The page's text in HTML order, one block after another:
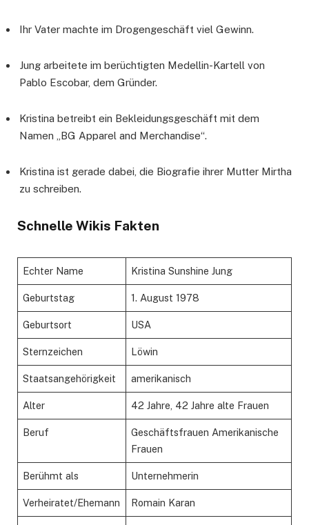
Ihr Vater machte im Drogengeschäft viel Gewinn.
Jung arbeitete im berüchtigten Medellin-Kartell von
Pablo Escobar, dem Gründer.
Kristina betreibt ein Bekleidungsgeschäft mit dem
Namen „BG Apparel and Merchandise“.
Kristina ist gerade dabei, die Biografie ihrer Mutter Mirtha
zu schreiben.
Schnelle Wikis Fakten
Echter Name Kristina Sunshine Jung
Geburtstag 1. August 1978
Geburtsort USA
Sternzeichen Löwin
Staatsangehörigkeit amerikanisch
Alter 42 Jahre, 42 Jahre alte Frauen
Beruf
Geschäftsfrauen Amerikanische
Frauen
Berühmt als Unternehmerin
Verheiratet/Ehemann Romain Karan